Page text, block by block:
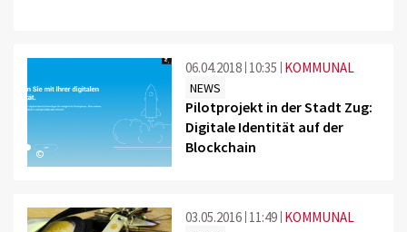
©
06.04.2018 10:35 KOMMUNAL
NEWS
Pilotprojekt in der Stadt Zug:
Digitale Identität auf der
Blockchain
03.05.2016 11:49 KOMMUNAL